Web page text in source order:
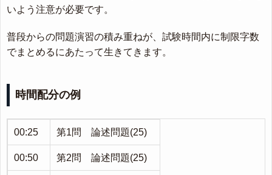
いよう注意が必要です。
普段からの問題演習の積み重ねが、試験時間内に制限字数
でまとめるにあたって生きてきます。
時間配分の例
00:25 第1問 論述問題(25)
00:50 第2問 論述問題(25)